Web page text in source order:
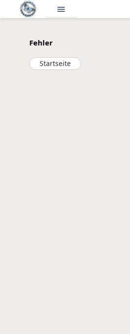
menu
Fehler
Startseite